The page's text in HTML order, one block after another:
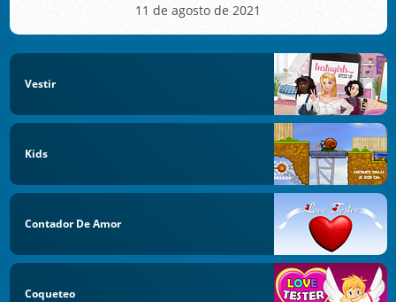
11 de agosto de 2021
Vestir
Kids
Contador De Amor
Coqueteo